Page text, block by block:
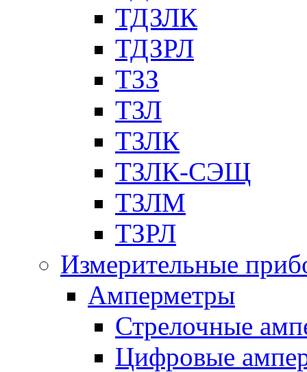
ТДЗЛК
ТДЗРЛ
ТЗЗ
ТЗЛ
ТЗЛК
ТЗЛК-СЭЩ
ТЗЛМ
ТЗРЛ
Измерительные
Амперметры
Стрелочные
Цифровые